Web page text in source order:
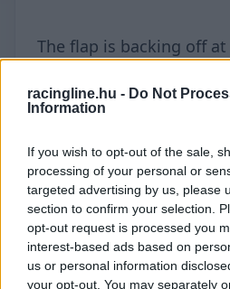
racingline.hu - Do Not
Information
If you wish to opt-out of the sale,
processing of your personal or
targeted advertising by us, please
section to confirm your selection.
opt-out request is processed you
interest-based ads based on
us or personal information
your opt-out. You may separately
The flap is backing off
▶